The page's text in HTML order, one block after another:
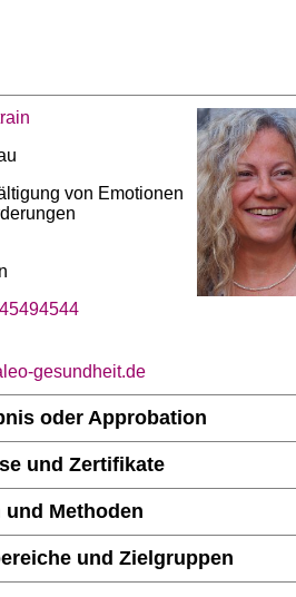
von Emotionen
gesundheit.de
oder Approbation
und Zertifikate
und Methoden
und Zielgruppen